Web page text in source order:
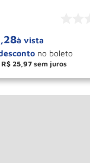
,28à vista
R$ 25,97
＋